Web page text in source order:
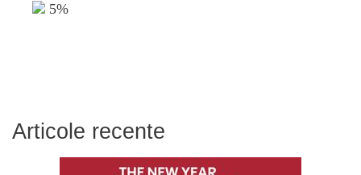
5%
Articole recente